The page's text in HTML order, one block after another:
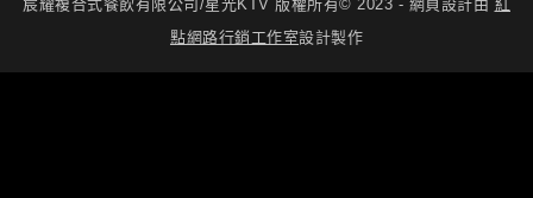
宸耀複合式餐飲有限公司/星光KTV 版權所有© 2023 - 網頁設計由 紅
點網路行銷工作室設計製作